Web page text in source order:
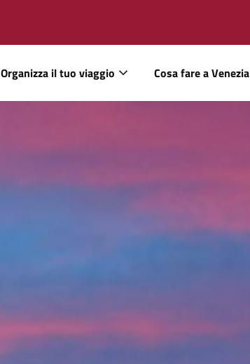
Organizza il tuo viaggio Cosa fare a Venezia